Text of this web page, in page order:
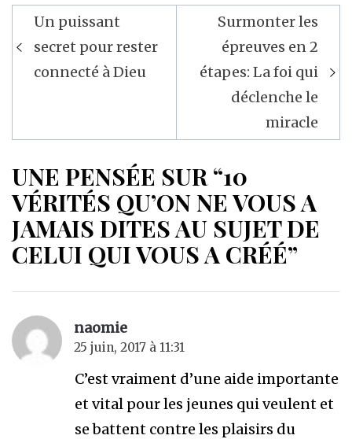
Navigation
de
l’article
Un puissant
secret pour rester
connecté à Dieu
Surmonter les
épreuves en 2
étapes: La foi qui
déclenche le
miracle
UNE PENSÉE SUR “10
VÉRITÉS QU’ON NE VOUS A
JAMAIS DITES AU SUJET DE
CELUI QUI VOUS A CRÉÉ”
naomie
25 juin, 2017 à 11:31
C’est vraiment d’une aide importante
et vital pour les jeunes qui veulent et
se battent contre les plaisirs du